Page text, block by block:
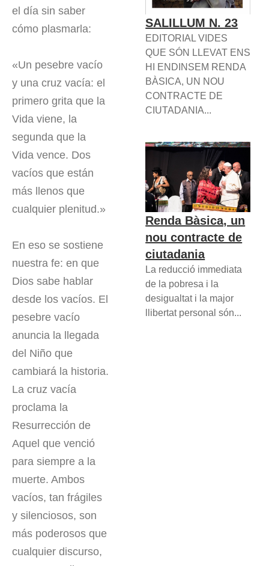
el día sin saber
cómo plasmarla:
«Un pesebre vacío
y una cruz vacía: el
primero grita que la
Vida viene, la
segunda que la
Vida vence. Dos
vacíos que están
más llenos que
cualquier plenitud.»
En eso se sostiene
nuestra fe: en que
Dios sabe hablar
desde los vacíos. El
pesebre vacío
anuncia la llegada
del Niño que
cambiará la historia.
La cruz vacía
proclama la
Resurrección de
Aquel que venció
para siempre a la
muerte. Ambos
vacíos, tan frágiles
y silenciosos, son
más poderosos que
cualquier discurso,
SALILLUM N. 23
EDITORIAL VIDES
QUE SÓN LLEVAT ENS
HI ENDINSEM RENDA
BÀSICA, UN NOU
CONTRACTE DE
CIUTADANIA...
Renda Bàsica, un
nou contracte de
ciutadania
La reducció immediata
de la pobresa i la
desigualtat i la major
llibertat personal són...